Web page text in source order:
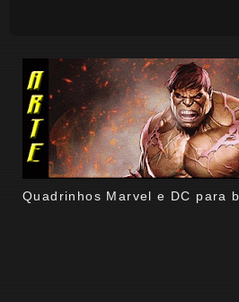
Quadrinhos Marvel e DC para